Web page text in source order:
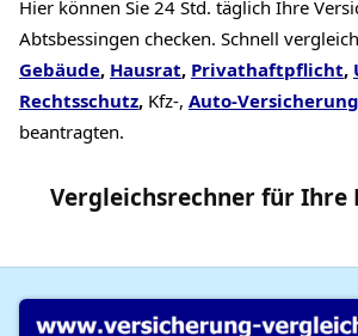
Hier können Sie 24 Std. täglich Ihre
Abtsbessingen checken. Schnell
Gebäude, Hausrat, Privathaftpflicht,
Rechtsschutz, Kfz-, Auto-
beantragten.
Vergleichsrechnerfür Ihre